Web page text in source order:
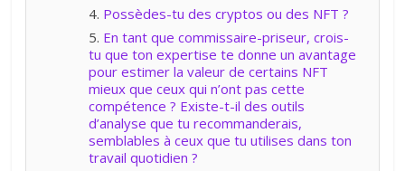
Possèdes-tu des cryptos ou des NFT ?
En tant que commissaire-priseur, crois-
tu que ton expertise te donne un avantage
pour estimer la valeur de certains NFT
mieux que ceux qui n’ont pas cette
compétence ? Existe-t-il des outils
d’analyse que tu recommanderais,
semblables à ceux que tu utilises dans ton
travail quotidien ?